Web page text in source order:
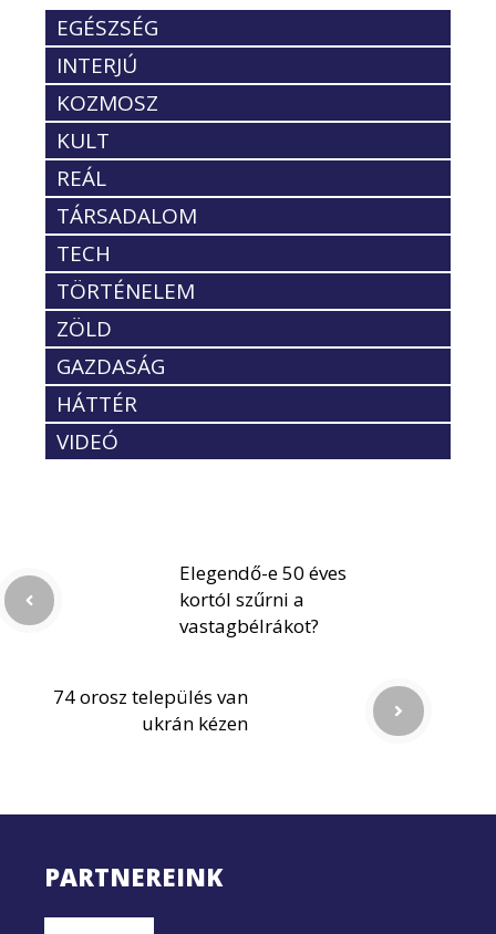
EGÉSZSÉG
INTERJÚ
KOZMOSZ
KULT
REÁL
TÁRSADALOM
TECH
TÖRTÉNELEM
ZÖLD
GAZDASÁG
HÁTTÉR
VIDEÓ
Elegendő-e 50 éves
kortól szűrni a
vastagbélrákot?
74 orosz település van
ukrán kézen
PARTNEREINK